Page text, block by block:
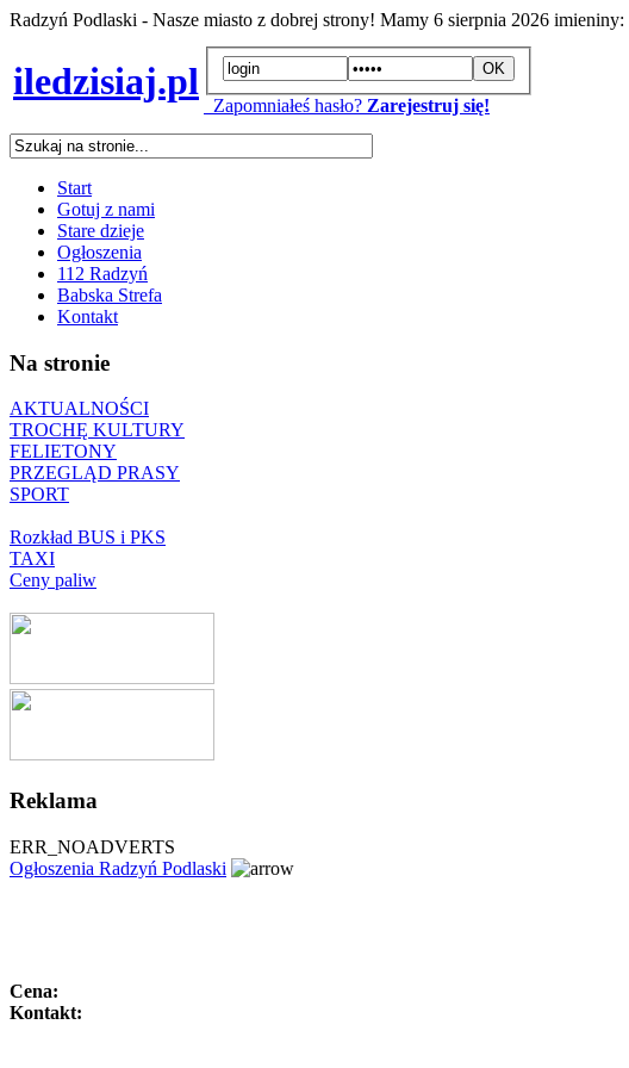
Radzyń Podlaski - Nasze miasto z dobrej strony! Mamy 6 sierpnia 2026 imieniny:
iledzisiaj.pl
Zapomniałeś hasło? Zarejestruj się!
Start
Gotuj z nami
Stare dzieje
Ogłoszenia
112 Radzyń
Babska Strefa
Kontakt
Na stronie
AKTUALNOŚCI
TROCHĘ KULTURY
FELIETONY
PRZEGLĄD PRASY
SPORT
Rozkład BUS i PKS
TAXI
Ceny paliw
Reklama
ERR_NOADVERTS
Ogłoszenia Radzyń Podlaski
Cena:
Kontakt: